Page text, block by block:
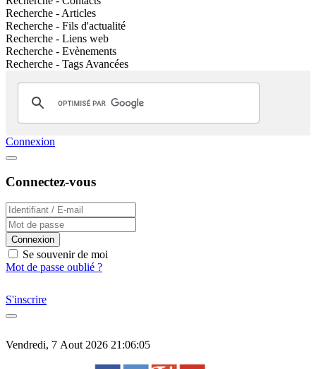
Recherche - Articles
Recherche - Fils d'actualité
Recherche - Liens web
Recherche - Evènements
Recherche - Tags Avancées
Connexion
Connectez-vous
Connexion
Se souvenir de moi
Mot de passe oublié ?
S'inscrire
Vendredi, 7 Aout 2026 21:06:05